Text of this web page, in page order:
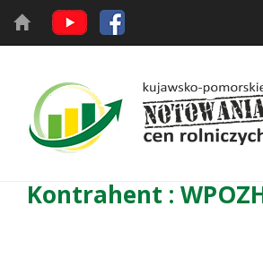
Kontrahent :